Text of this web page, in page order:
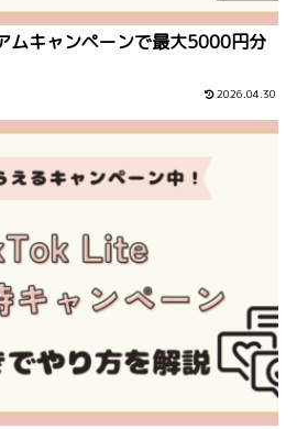
ムキャンペーンで最大5000円分
2026.04.30